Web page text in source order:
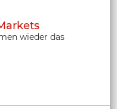
wieder das